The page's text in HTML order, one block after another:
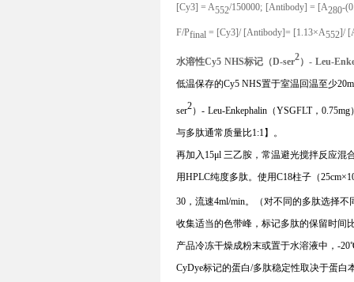
[Cy3] = A552/150000; [Antibody] = [A280-(
F/Pfinal = [Cy3]/[Antibody]= [1.13×A552]/ [
水溶性Cy5 NHS标记（D-ser2）- Leu-
低温保存的Cy5 NHS置于室温回温至少
ser2）- Leu-Enkephalin（YSGFLT，
与多肽通常质量比1:1】。
再加入15μl 三乙胺，常温避光搅拌反应混
用HPLC纯度多肽。使用C18柱子（
30，流速4ml/min。（对不同的多肽选择不
收集适当的色带峰，标记多肽的保留时间
产品冷冻干燥成粉末或置于水溶液中，-
CyDye标记的蛋白/多肽稳定性取决于蛋